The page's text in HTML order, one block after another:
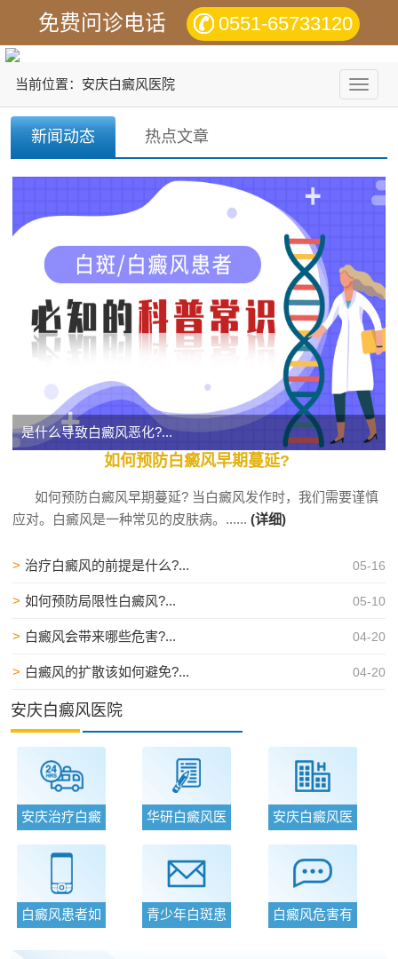
免费问诊电话 0551-65733120
当前位置：安庆白癜风医院
切
换
新闻动态 热点文章
是什么导致白癜风恶化?...
如何预防白癜风早期蔓延?
如何预防白癜风早期蔓延? 当白癜风发作时，我们需要谨慎
应对。白癜风是一种常见的皮肤病。...... (详细)
> 治疗白癜风的前提是什么?... 05-16
> 如何预防局限性白癜风?... 05-10
> 白癜风会带来哪些危害?... 04-20
> 白癜风的扩散该如何避免?... 04-20
安庆白癜风医院
安庆治疗白癜
风医院在哪
华研白癜风医
院我的变形
安庆白癜风医
院解析什么
白癜风患者如
青少年白斑患
白癜风危害有